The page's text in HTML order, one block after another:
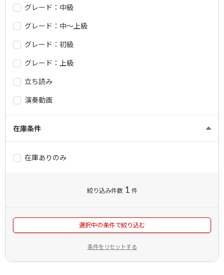
グレード：中級
グレード：中～上級
グレード：初級
グレード：上級
立ち読み
演奏動画
在庫条件
在庫ありのみ
絞り込み件数 1 件
選択中の条件で絞り込む
条件をリセットする